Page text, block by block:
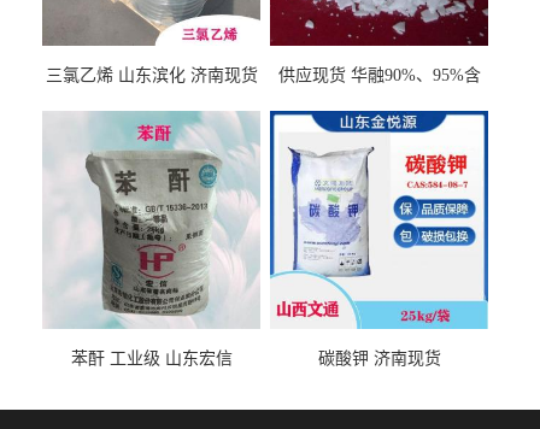
三氯乙烯 山东滨化 济南现货
供应现货 华融90%、95%含
苯酐 工业级 山东宏信 碳酸钾 济南现货